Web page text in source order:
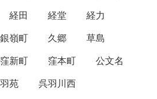
経田 経堂
経力
銀嶺町 久郷
草島
窪新町 窪本町
公文名
苑
呉羽川西